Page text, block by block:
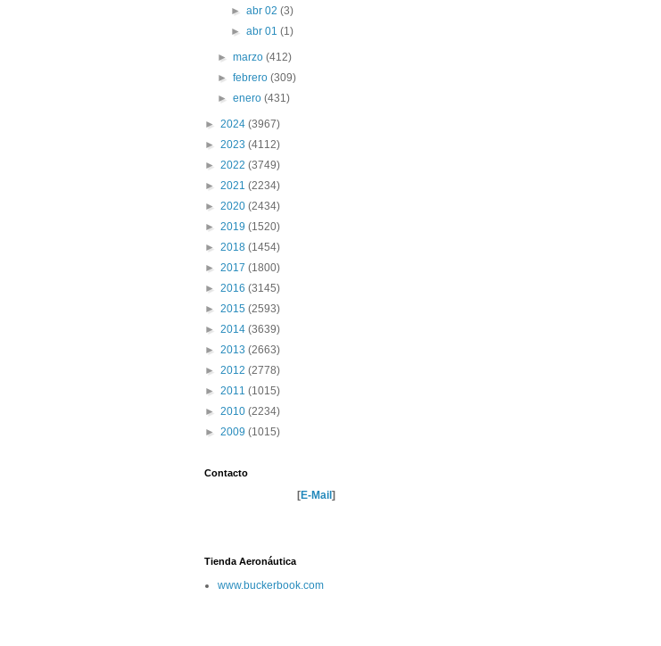
► abr 02 (3)
► abr 01 (1)
►marzo(412)
►febrero(309)
►enero(431)
► 2024 (3967)
► 2023 (4112)
► 2022 (3749)
► 2021 (2234)
► 2020 (2434)
► 2019 (1520)
► 2018 (1454)
► 2017 (1800)
► 2016 (3145)
► 2015 (2593)
► 2014 (3639)
► 2013 (2663)
► 2012 (2778)
► 2011 (1015)
► 2010 (2234)
► 2009 (1015)
Contacto
[E-Mail ]
Tienda Aeronáutica
www.buckerbook.com